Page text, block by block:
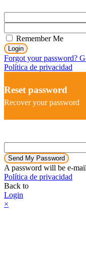
Remember Me
Login
Forgot your password?
Política de privacidad
Reset password
Recover your password
Send My Password
A password will be e-
Política de privacidad
Back to
Login
×